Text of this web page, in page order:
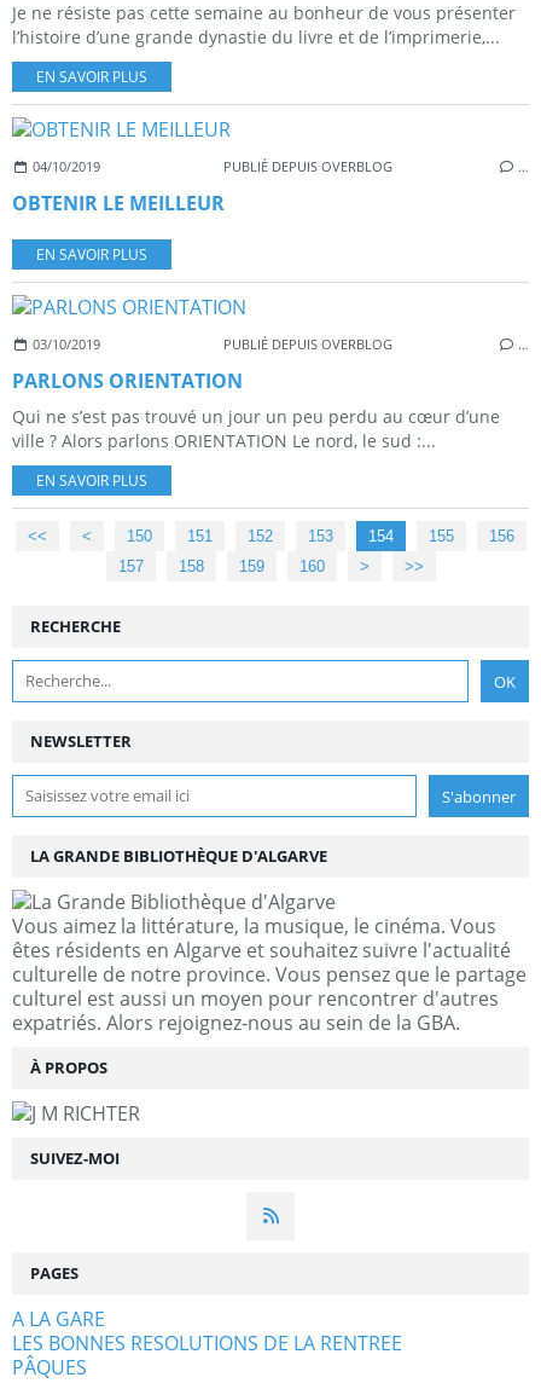
Je ne résiste pas cette semaine au bonheur de vous présenter
l’histoire d’une grande dynastie du livre et de l’imprimerie,...
EN SAVOIR PLUS
04/10/2019 PUBLIÉ DEPUIS OVERBLOG …
OBTENIR LE MEILLEUR
EN SAVOIR PLUS
03/10/2019 PUBLIÉ DEPUIS OVERBLOG …
PARLONS ORIENTATION
Qui ne s’est pas trouvé un jour un peu perdu au cœur d’une
ville ? Alors parlons ORIENTATION Le nord, le sud :...
EN SAVOIR PLUS
<< < 100
110
120
130
140
150 151 152 153 154 155
156
157
158 159 160 170
180
190
> >>
NEWSLETTER
SUIVEZ-MOI
RECHERCHE
LA GRANDE BIBLIOTHÈQUE D'ALGARVE
Vous aimez la littérature, la musique, le cinéma. Vous
êtes résidents en Algarve et souhaitez suivre l'actualité
culturelle de notre province. Vous pensez que le partage
culturel est aussi un moyen pour rencontrer d'autres
expatriés. Alors rejoignez-nous au sein de la GBA.
À PROPOS
PAGES
A LA GARE
LES BONNES RESOLUTIONS DE LA RENTREE
PÂQUES